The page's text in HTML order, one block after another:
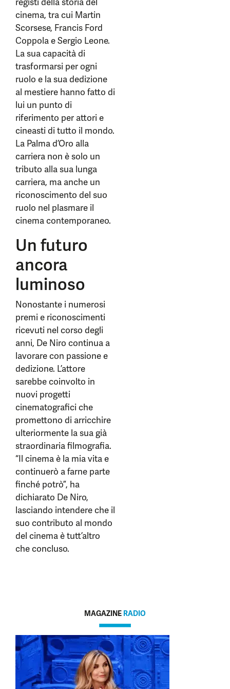
cinema, tra cui Martin
Scorsese, Francis Ford
Coppola e Sergio Leone.
La sua capacità di
trasformarsi per ogni
ruolo e la sua dedizione
al mestiere hanno fatto di
lui un punto di
riferimento per attori e
cineasti di tutto il mondo.
La Palma d’Oro alla
carriera non è solo un
tributo alla sua lunga
carriera, ma anche un
riconoscimento del suo
ruolo nel plasmare il
cinema contemporaneo.
Un futuro
ancora
luminoso
Nonostante i numerosi
premi e riconoscimenti
ricevuti nel corso degli
anni, De Niro continua a
lavorare con passione e
dedizione. L’attore
sarebbe coinvolto in
nuovi progetti
cinematografici che
promettono di arricchire
ulteriormente la sua già
straordinaria filmografia.
“Il cinema è la mia vita e
continuerò a farne parte
finché potrò”, ha
dichiarato De Niro,
lasciando intendere che il
suo contributo al mondo
del cinema è tutt’altro
che concluso.
MAGAZINE RADIO